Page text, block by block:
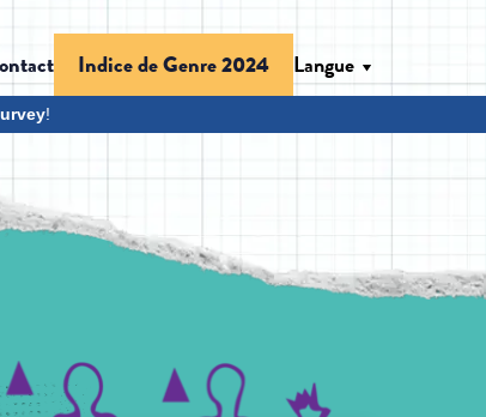
Indice de Genre 2024 Langue
!